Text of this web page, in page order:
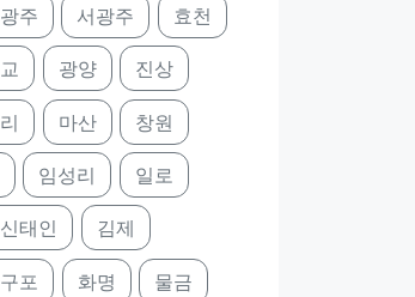
광주 서광주 효천
광양 진상
마산 창원
임성리 일로
신태인 김제
구포 화명 물금